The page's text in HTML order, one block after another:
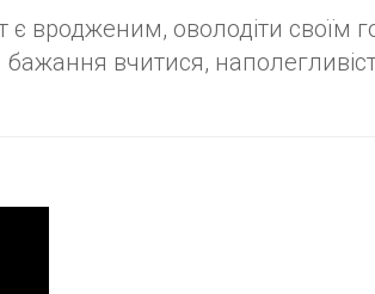
оволодіти своїм
вчитися,